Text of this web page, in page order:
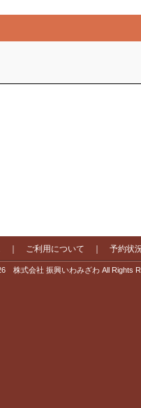
ご利用について 予約状
株式会社 振興いわみざわ All Rights